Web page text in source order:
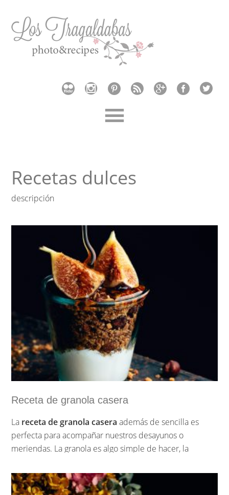
Recetas dulces
descripción
Receta de granola casera
La receta de granola casera además de sencilla es
perfecta para acompañar nuestros desayunos o
meriendas. La granola es algo simple de hacer, la
hacemos la nuestra mucho mejor.